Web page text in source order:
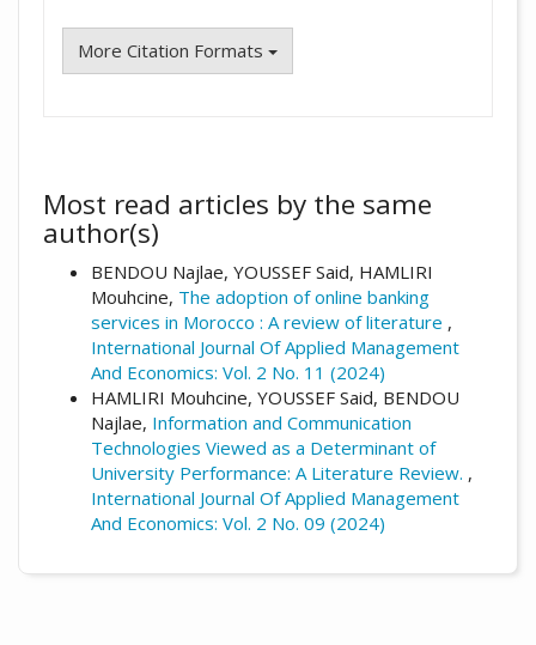
More Citation Formats
Most read articles by the same
author(s)
BENDOU Najlae, YOUSSEF Said, HAMLIRI
Mouhcine, The adoption of online banking
services in Morocco : A review of literature ,
International Journal Of Applied Management
And Economics: Vol. 2 No. 11 (2024)
HAMLIRI Mouhcine, YOUSSEF Said, BENDOU
Najlae, Information and Communication
Technologies Viewed as a Determinant of
University Performance: A Literature Review. ,
International Journal Of Applied Management
And Economics: Vol. 2 No. 09 (2024)